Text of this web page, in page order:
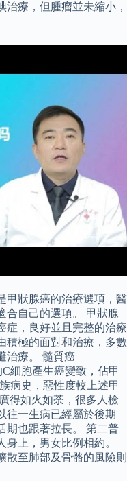
療，但腫瘤並未縮小，
甲狀腺癌的治療選項，醫
合自己的選項。 甲狀腺
症，良好並且完整的治療
積極的面對和治療，多數
治療。 髓質癌
C細胞產生癌變致，佔甲
病史，惡性度較上述甲
得如火如荼，很多人檢
往一生病已經屬於後期
期也跟著拉長。 第二普
上，男女比例相約。
散至肺部及骨骼的風險則